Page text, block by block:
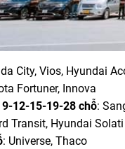
City, Vios, Hyundai
Fortuner, Innova
12-15-19-28 chỗ:
Transit, Hyundai Solati
: Universe, Thaco